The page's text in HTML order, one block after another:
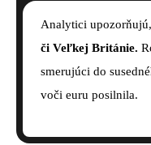
Analytici
či Veľkej Británie.
smerujúci do
voči euru posilnila.